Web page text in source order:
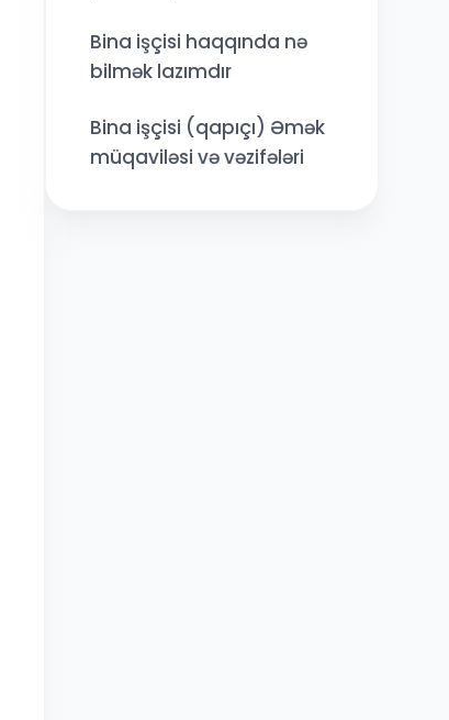
Bina işçisi haqqında nə
bilmək lazımdır
Bina işçisi (qapıçı) Əmək
müqaviləsi və vəzifələri